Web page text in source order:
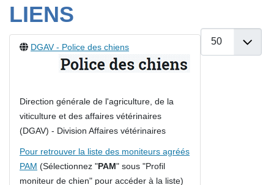
LIENS
Afficher #
DGAV - Police des chiens
Direction générale de l'agriculture, de la
viticulture et des affaires vétérinaires
(DGAV) - Division Affaires vétérinaires
Pour retrouver la liste des moniteurs agréés
PAM (Sélectionnez "PAM" sous "Profil
moniteur de chien" pour accéder à la liste)